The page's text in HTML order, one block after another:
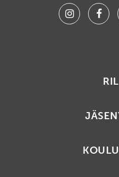
Instagram
RIL